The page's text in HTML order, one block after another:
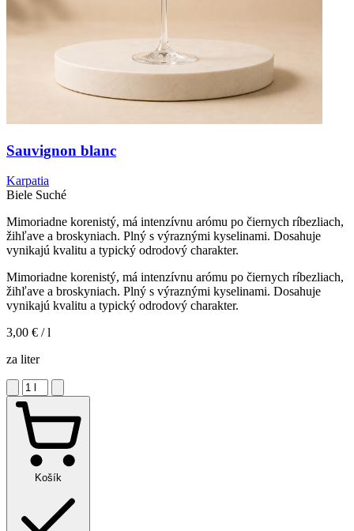
Sauvignon blanc
Karpatia
Biele Suché
Mimoriadne korenistý, má intenzívnu arómu po čiernych ríbezliach,
žihľave a broskyniach. Plný s výraznými kyselinami. Dosahuje
vynikajú kvalitu a typický odrodový charakter.
Mimoriadne korenistý, má intenzívnu arómu po čiernych ríbezliach,
žihľave a broskyniach. Plný s výraznými kyselinami. Dosahuje
vynikajú kvalitu a typický odrodový charakter.
3,00 € / l
za liter
Košík